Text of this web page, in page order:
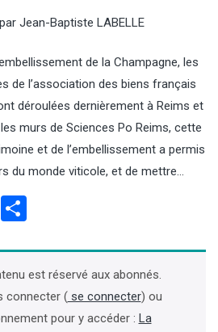
par Jean-Baptiste LABELLE
de la Champagne, les
de l’association des biens français
déroulées dernièrement à Reims et
murs de Sciences Po Reims, cette
et de l’embellissement a permis
du monde viticole, et de mettre…
Email
est réservé aux abonnés.
connecter (se connecter) ou
pour y accéder : La